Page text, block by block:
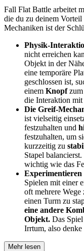
Fall Flat Battle arbeitet
die du zu deinem Vorteil
Mechaniken ist der
Physik-
nicht erreichen
Objekt in der
eine temporäre
geschlossen ist,
einem Knopfzum
die Interaktion
Die Greif-
ist vielseitig
festzuhalten und
festzuhalten, um
kurzzeitig zu
Stapel
wichtig wie das
Experimentieren
Spielen mit einer
oft mehrere Wege
einen Turm zu
eine andere
Objekt. Das
Irrtum, also
Mehr lesen